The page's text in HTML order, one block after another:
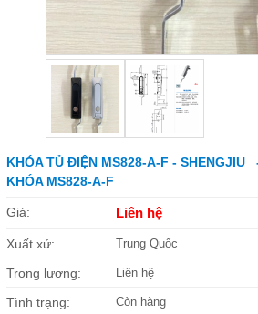
KHÓA TỦ ĐIỆN MS828-A-F - SHENGJIU
KHÓA MS828-A-F
Giá: Liên hệ
Xuất xứ: Trung Quốc
Trọng lượng: Liên hệ
Tình trạng: Còn hàng